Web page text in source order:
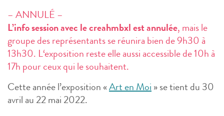
– ANNULÉ –
L’info session avec le creahmbxl est annulée, mais le
groupe des représentants se réunira bien de 9h30 à
13h30. L‘exposition reste elle aussi accessible de 10h à
17h pour ceux qui le souhaitent.
Cette année l’exposition « Art en Moi » se tient du 30
avril au 22 mai 2022.